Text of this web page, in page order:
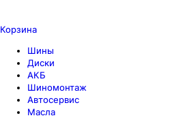
Корзина
Шины
Диски
АКБ
Шиномонтаж
Автосервис
Масла